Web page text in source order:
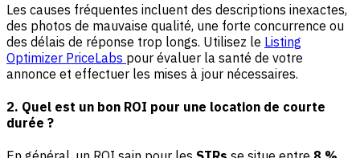
Les causes fréquentes incluent des descriptions inexactes,
des photos de mauvaise qualité, une forte concurrence ou
des délais de réponse trop longs. Utilisez le Listing
Optimizer PriceLabs pour évaluer la santé de votre
annonce et effectuer les mises à jour nécessaires.
2. Quel est un bon ROI pour une location de courte
durée ?